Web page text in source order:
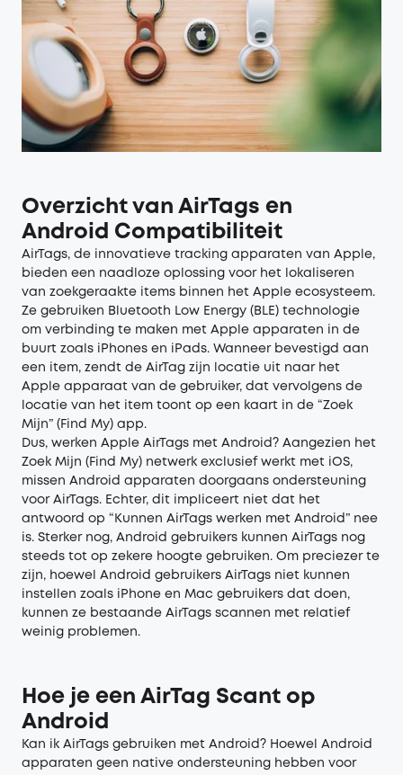
Overzicht van AirTags en
Android Compatibiliteit
AirTags, de innovatieve tracking apparaten van Apple,
bieden een naadloze oplossing voor het lokaliseren
van zoekgeraakte items binnen het Apple ecosysteem.
Ze gebruiken Bluetooth Low Energy (BLE) technologie
om verbinding te maken met Apple apparaten in de
buurt zoals iPhones en iPads. Wanneer bevestigd aan
een item, zendt de AirTag zijn locatie uit naar het
Apple apparaat van de gebruiker, dat vervolgens de
locatie van het item toont op een kaart in de “Zoek
Mijn” (Find My) app.
Dus, werken Apple AirTags met Android? Aangezien het
Zoek Mijn (Find My) netwerk exclusief werkt met iOS,
missen Android apparaten doorgaans ondersteuning
voor AirTags. Echter, dit impliceert niet dat het
antwoord op “Kunnen AirTags werken met Android” nee
is. Sterker nog, Android gebruikers kunnen AirTags nog
steeds tot op zekere hoogte gebruiken. Om preciezer te
zijn, hoewel Android gebruikers AirTags niet kunnen
instellen zoals iPhone en Mac gebruikers dat doen,
kunnen ze bestaande AirTags scannen met relatief
weinig problemen.
Hoe je een AirTag Scant op
Android
Kan ik AirTags gebruiken met Android? Hoewel Android
apparaten geen native ondersteuning hebben voor